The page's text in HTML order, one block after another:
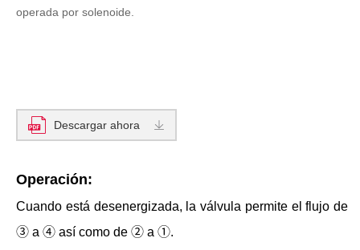
operada por solenoide.
Descargar ahora
Operación:
Cuando está desenergizada, la válvula permite el flujo de
③ a ④ así como de ② a ①.